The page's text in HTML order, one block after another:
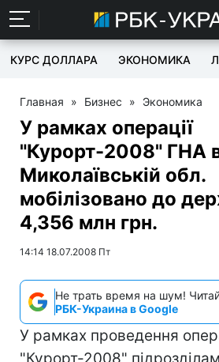
КУРС ДОЛЛАРА ЭКОНОМИКА
Главная » Бизнес » Экономика
У рамках операції
"Курорт-2008" ГНА
Миколаївській обл.
мобілізовано до
4,356 млн грн.
14:14 18.07.2008 Пт
Не трать время на шум!
РБК-Украина в Google
У рамках проведення